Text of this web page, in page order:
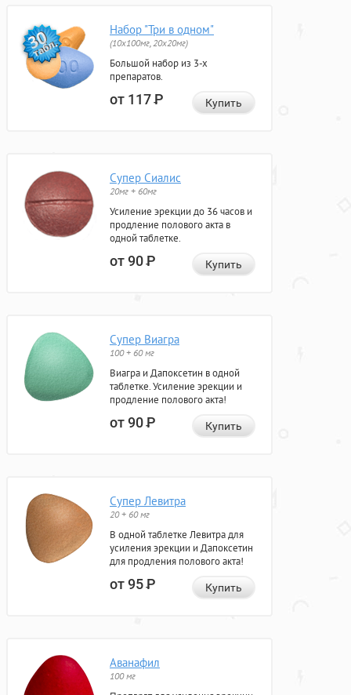
Набор "Три в одном"
(10x100мг, 20x20мг)
Большой набор из 3-х
препаратов.
от 117Р Купить
Супер Сиалис
20мг + 60мг
Усиление эрекции до 36 часов и
продление полового акта в
одной таблетке.
от 90Р Купить
Супер Виагра
100 + 60 мг
Виагра и Дапоксетин в одной
таблетке. Усиление эрекции и
продление полового акта!
от 90Р Купить
Супер Левитра
20 + 60 мг
В одной таблетке Левитра для
усиления эрекции и Дапоксетин
для продления полового акта!
от 95Р Купить
Аванафил
100 мг